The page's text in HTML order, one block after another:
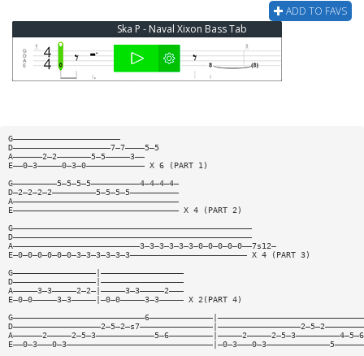
ADD TO FAVS
Ska P - Naval Xixon Bass Tab
G——————————————————————
D————————————————————7—7————5—5
A——————2—2———————5—5—————3——
E——0—3—————0—3—0———————————— X 6 (PART 1)
G—————————5—5—5—5——————————4—4—4—4—
D—2—2—2—2—————————5—5—5—5——————————
A——————————————————————————————————
E—————————————————————————————————— X 4 (PART 2)
G—————————————————————————————————————————————————
D—————————————————————————————————————————————————
A——————————————————————————3—3—3—3—3—3—0—0—0—0—0——7s12—
E—0—0—0—0—0—0—3—3—3—3—3—3———————————————————————— X 4 (PART 3)
G—————————————————|—————————————————
D—————————————————|—————————————————
A—————3—3—————2—2—|—————3—3—————2———
E—0—0—————3—3—————|—0—0—————3—3————— X 2(PART 4)